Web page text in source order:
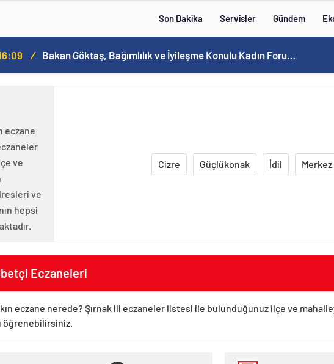
Son Dakika Servisler Gündem
/ Bakan Göktaş, Bağımlılık ve İyileşme Konulu Kadın Forumu’nda konuştu:
eczane
ve
ve
hepsi
Cizre Güçlükonak İdil Merkez
Eczaneleri
eczane nerede? Şırnak ili eczaneler listesi ile bulunduğunuz ilçe ve
öğrenebilirsiniz.